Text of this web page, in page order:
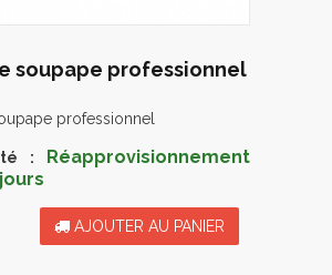
soupape professionnel
professionnel
:
Réapprovisionnement
AJOUTER AU PANIER